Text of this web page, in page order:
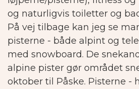
og naturligvis toiletter og
På vej tilbage kan jeg se
pisterne - både alpint og
med snowboard. De
alpine pister gør området
oktober til Påske. Pisterne -